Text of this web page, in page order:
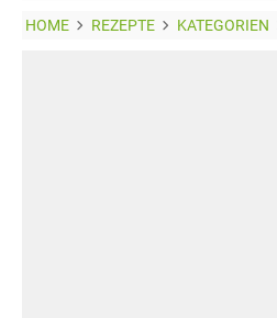
HOME REZEPTE KATEGORIEN